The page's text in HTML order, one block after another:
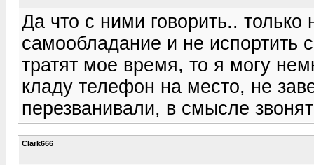
Да что с ними говорить.. только
самообладание и не испортить
тратят мое время, то я могу
кладу телефон на место, не
перезванивали, в смысле
Clark666